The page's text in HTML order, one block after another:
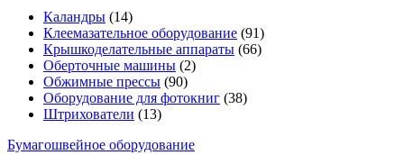
Каландры (14)
Клеемазательное оборудование (91)
Крышкоделательные аппараты (66)
Оберточные машины (2)
Обжимные прессы (90)
Оборудование для фотокниг (38)
Штрихователи (13)
Бумагошвейное оборудование